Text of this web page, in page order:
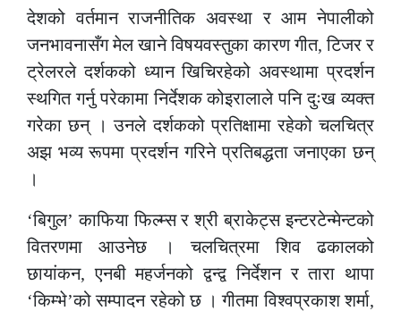
देशको वर्तमान राजनीतिक अवस्था र आम नेपालीको
जनभावनासँग मेल खाने विषयवस्तुका कारण गीत, टिजर र
ट्रेलरले दर्शकको ध्यान खिचिरहेको अवस्थामा प्रदर्शन
स्थगित गर्नु परेकामा निर्देशक कोइरालाले पनि दुःख व्यक्त
गरेका छन् । उनले दर्शकको प्रतिक्षामा रहेको चलचित्र
अझ भव्य रूपमा प्रदर्शन गरिने प्रतिबद्धता जनाएका छन्
।
‘बिगुल’ काफिया फिल्म्स र श्री ब्राकेट्स इन्टरटेन्मेन्टको
वितरणमा आउनेछ । चलचित्रमा शिव ढकालको
छायांकन, एनबी महर्जनको द्वन्द्व निर्देशन र तारा थापा
‘किम्भे’को सम्पादन रहेको छ । गीतमा विश्वप्रकाश शर्मा,